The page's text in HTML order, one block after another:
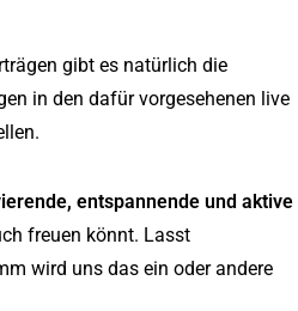
gibt es natürlich die
in den dafür vorgesehenen live
entspannende und aktive
freuen könnt. Lasst
wird uns das ein oder andere